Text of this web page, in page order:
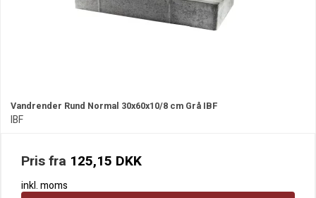
Vandrender Rund Normal 30x60x10/8 cm Grå IBF
IBF
Pris fra 125,15 DKK
inkl. moms